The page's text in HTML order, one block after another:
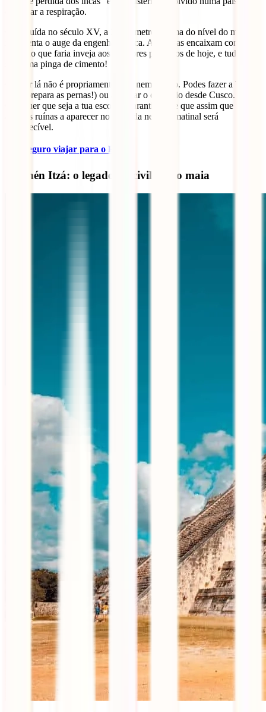
de cortar a respiração.
Construída no século XV, a 2.400 metros acima do nível do mar,
representa o auge da engenharia inca. As pedras encaixam com uma
precisão que faria inveja aos melhores pedreiros de hoje, e tudo isto
sem uma pinga de cimento!
Chegar lá não é propriamente fácil nem rápido. Podes fazer a Trilha
Inca (prepara as pernas!) ou apanhar o comboio desde Cusco.
Qualquer que seja a tua escolha, garantimos-te que assim que vires
aquelas ruínas a aparecer no meio da neblina matinal será
inesquecível.
É seguro viajar para o Peru?
Chichén Itzá: o legado da civilização maia